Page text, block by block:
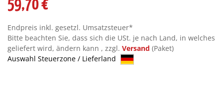
59,70 €
Endpreis inkl. gesetzl. Umsatzsteuer*
Bitte beachten Sie, dass sich die USt. je nach Land, in welches
geliefert wird, ändern kann , zzgl. Versand (Paket)
Auswahl Steuerzone / Lieferland